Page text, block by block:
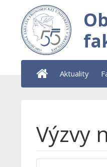
Aktuality
Výzvy